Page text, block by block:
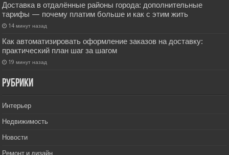
Доставка в отдалённые районы города: дополнительные
тарифы — почему платим больше и как с этим жить
14 минут назад
Как автоматизировать оформление заказов на доставку:
практический план шаг за шагом
19 минут назад
РУбрики
Интерьер
Недвижимость
Новости
Ремонт и дизайн